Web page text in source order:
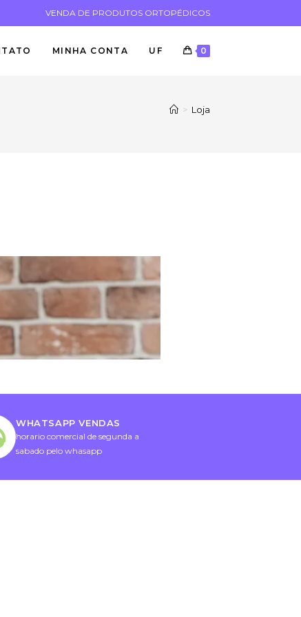
VENDA DE PRODUTOS ORTOPÉDICOS
MINHA CONTA UF 0
> Loja
WHATSAPP VENDAS
horario comercial de segunda a
sabado pelo whasapp